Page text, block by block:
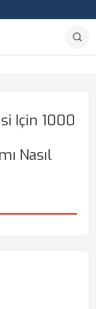
Için 1000
Nasıl